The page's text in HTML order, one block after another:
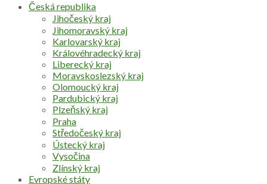
Česká republika
Jihočeský kraj
Jihomoravský kraj
Karlovarský kraj
Královéhradecký kraj
Liberecký kraj
Moravskoslezský kraj
Olomoucký kraj
Pardubický kraj
Plzeňský kraj
Praha
Středočeský kraj
Ústecký kraj
Vysočina
Zlínský kraj
Evropské státy